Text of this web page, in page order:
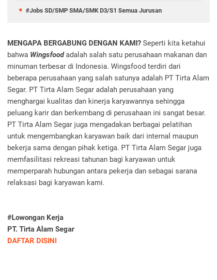
#Jobs SD/SMP SMA/SMK D3/S1 Semua Jurusan
MENGAPA BERGABUNG DENGAN KAMI? Seperti kita ketahui
bahwa Wingsfoodadalah salah satu perusahaan makanan dan
minuman terbesar di Indonesia. Wingsfood terdiri dari
beberapa perusahaan yang salah satunya adalah PT Tirta Alam
Segar. PT Tirta Alam Segar adalah perusahaan yang
menghargai kualitas dan kinerja karyawannya sehingga
peluang karir dan berkembang di perusahaan ini sangat besar.
PT Tirta Alam Segar juga mengadakan berbagai pelatihan
untuk mengembangkan karyawan baik dari internal maupun
bekerja sama dengan pihak ketiga. PT Tirta Alam Segar juga
memfasilitasi rekreasi tahunan bagi karyawan untuk
memperparah hubungan antara pekerja dan sebagai sarana
relaksasi bagi karyawan kami.
#Lowongan Kerja
PT. Tirta Alam Segar
DAFTAR DISINI